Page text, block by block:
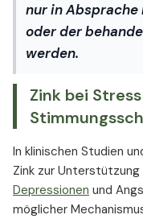
nur in
oder der
werden.
Zink bei
In klinischen Studien
Zink zur
Depressionen und
möglicher